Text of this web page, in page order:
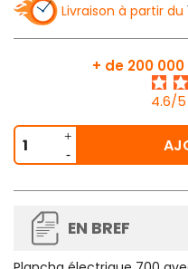
Livraison à partir du
+ de 200
4.6/5
EN BREF